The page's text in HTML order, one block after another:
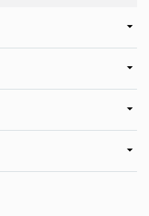
arrow_drop_down
arrow_drop_down
arrow_drop_down
arrow_drop_down